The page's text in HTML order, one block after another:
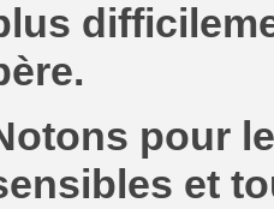
pour
et